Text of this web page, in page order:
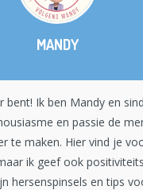
MANDY
bent! Ik ben Mandy en
en passie de
te maken. Hier vind je
ik geef ook
hersenspinsels en tips